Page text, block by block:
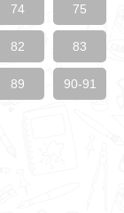
74 75
82 83
89 90-91